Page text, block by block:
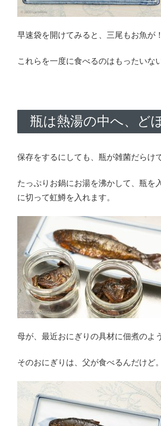
早速袋を開けてみると、三尾もお魚が！
これらを一度に食べるのはもったいな
瓶は熱湯の中へ、ど
保存をするにしても、瓶が雑菌だらけ
たっぷりお鍋にお湯を沸かして、瓶を
に切って虹鱒を入れます。
母が、最近おにぎりの具材に佃煮のよ
そのおにぎりは、父が食べるんだけど。